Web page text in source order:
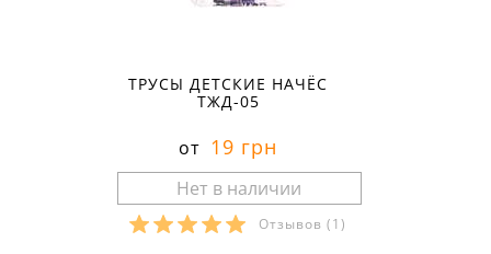
ТРУСЫ ДЕТСКИЕ НАЧЁС
ТЖД-05
от 19 грн
Отзывов (1)